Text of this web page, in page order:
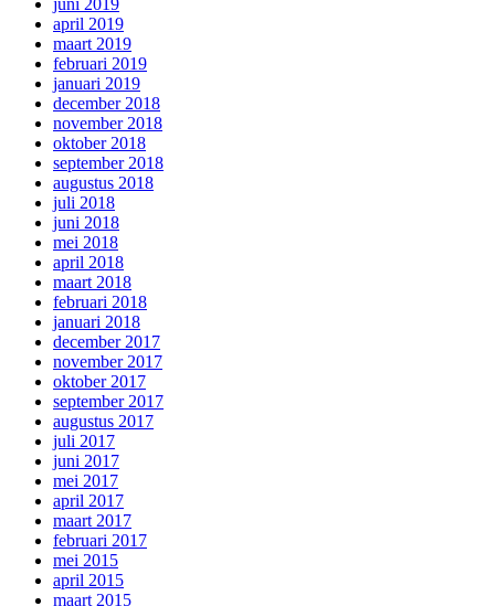
juni 2019
april 2019
maart 2019
februari 2019
januari 2019
december 2018
november 2018
oktober 2018
september 2018
augustus 2018
juli 2018
juni 2018
mei 2018
april 2018
maart 2018
februari 2018
januari 2018
december 2017
november 2017
oktober 2017
september 2017
augustus 2017
juli 2017
juni 2017
mei 2017
april 2017
maart 2017
februari 2017
mei 2015
april 2015
maart 2015